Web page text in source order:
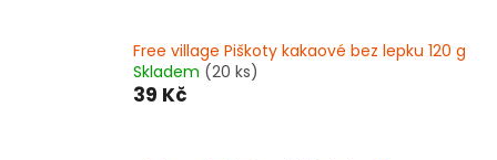
Free village Piškoty kakaové bez lepku 120 g
Skladem (20 ks)
39 Kč